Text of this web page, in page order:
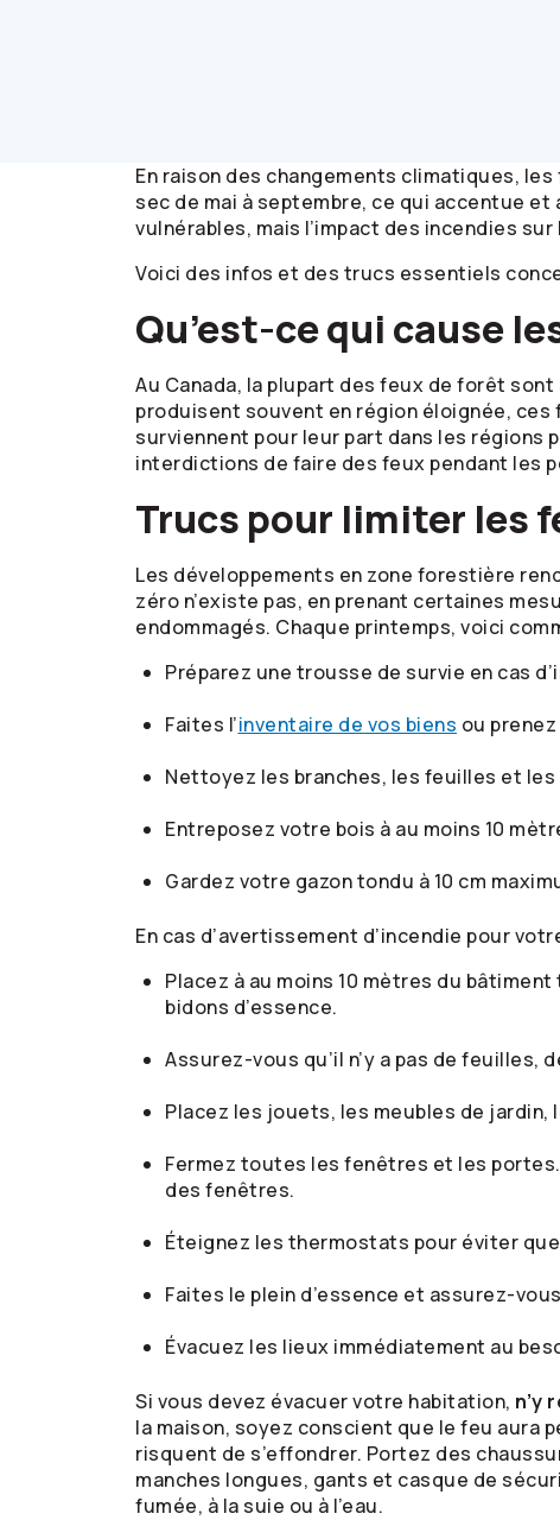
En raison des changements climatiques,
sec de mai à septembre, ce qui accentue
vulnérables, mais l’impact des incendies
Voici des infos et des trucs essentiels
Qu’est-ce qui cause
Au Canada, la plupart des feux de forêt
produisent souvent en région éloignée, ces
surviennent pour leur part dans les
interdictions de faire des feux pendant les
Trucs pour limiter les
Les développements en zone forestière
zéro n’existe pas, en prenant certaines
endommagés. Chaque printemps, voici
Préparez une trousse de survie en cas
Faites l’inventaire de vos biens ou
Nettoyez les branches, les feuilles et
Entreposez votre bois à au moins 10
Gardez votre gazon tondu à 10 cm
En cas d’avertissement d’incendie pour
Placez à au moins 10 mètres du
bidons d’essence.
Assurez-vous qu’il n’y a pas de feuilles,
Placez les jouets, les meubles de jardin,
Fermez toutes les fenêtres et les
des fenêtres.
Éteignez les thermostats pour éviter
Faites le plein d’essence et assurez-
Évacuez les lieux immédiatement au
Si vous devez évacuer votre habitation, n’y
la maison, soyez conscient que le feu aura
risquent de s’effondrer. Portez des
manches longues, gants et casque de
fumée, à la suie ou à l’eau.